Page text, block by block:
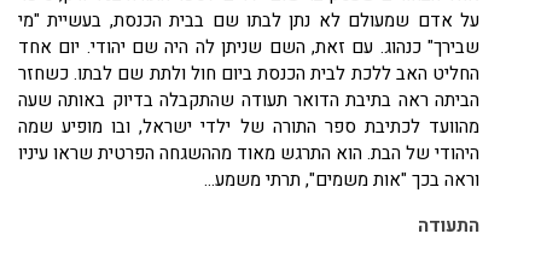
על אדם שמעולם לא נתן לבתו שם בבית הכנסת, בעשיית "מי
שבירך" כנהוג. עם זאת, השם שניתן לה היה שם יהודי. יום אחד
החליט האב ללכת לבית הכנסת ביום חול ולתת שם לבתו. כשחזר
הביתה ראה בתיבת הדואר תעודה שהתקבלה בדיוק באותה שעה
מהוועד לכתיבת ספר התורה של ילדי ישראל, ובו מופיע שמה
היהודי של הבת. הוא התרגש מאוד מההשגחה הפרטית שראו עיניו
וראה בכך "אות משמים", תרתי משמע...
התעודה